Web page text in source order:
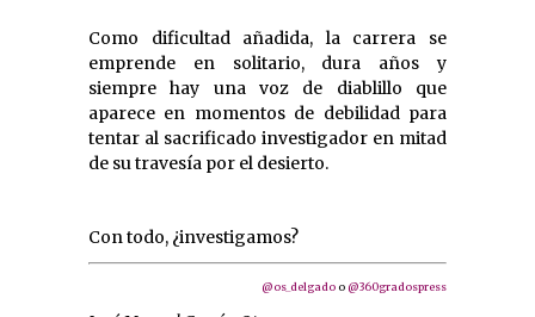
Como dificultad añadida, la carrera se
emprende en solitario, dura años y
siempre hay una voz de diablillo que
aparece en momentos de debilidad para
tentar al sacrificado investigador en mitad
de su travesía por el desierto.
Con todo, ¿investigamos?
@os_delgado o @360gradospress